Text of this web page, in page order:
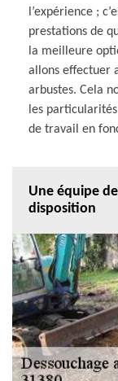
l’expérience ;
prestations de
la meilleure
allons effectuer
arbustes. Cela
les
de travail en
Une équipe
disposition